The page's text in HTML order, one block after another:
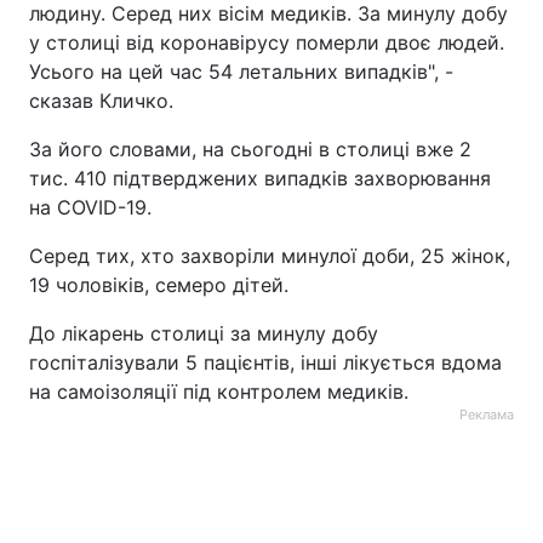
людину. Серед них вісім медиків. За минулу добу
у столиці від коронавірусу померли двоє людей.
Усього на цей час 54 летальних випадків", -
сказав Кличко.
За його словами, на сьогодні в столиці вже 2
тис. 410 підтверджених випадків захворювання
на COVID-19.
Серед тих, хто захворіли минулої доби, 25 жінок,
19 чоловіків, семеро дітей.
До лікарень столиці за минулу добу
госпіталізували 5 пацієнтів, інші лікується вдома
на самоізоляції під контролем медиків.
Реклама